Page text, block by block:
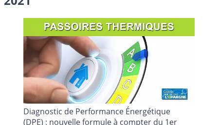
Diagnostic de Performance Énergétique
(DPE) : nouvelle formule à compter du 1er